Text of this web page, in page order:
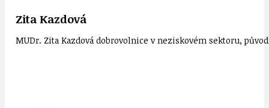
Zita Kazdová
MUDr. Zita Kazdová dobrovolnice v neziskovém sektoru,